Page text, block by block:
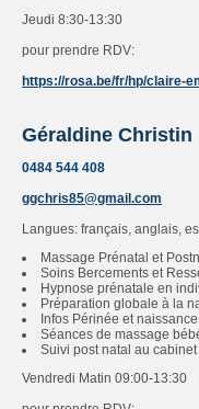
Jeudi 8:30-13:30
pour prendre RDV:
https://rosa.be/fr/hp/claire-
Géraldine Christin
0484 544 408
ggchris85@gmail.com
Langues: français, anglais,
Massage Prénatal et
Soins Bercements et
Hypnose prénatale en
Préparation globale à la
Infos Périnée et naissance
Séances de massage
Suivi post natal au
Vendredi Matin 09:00-13:30